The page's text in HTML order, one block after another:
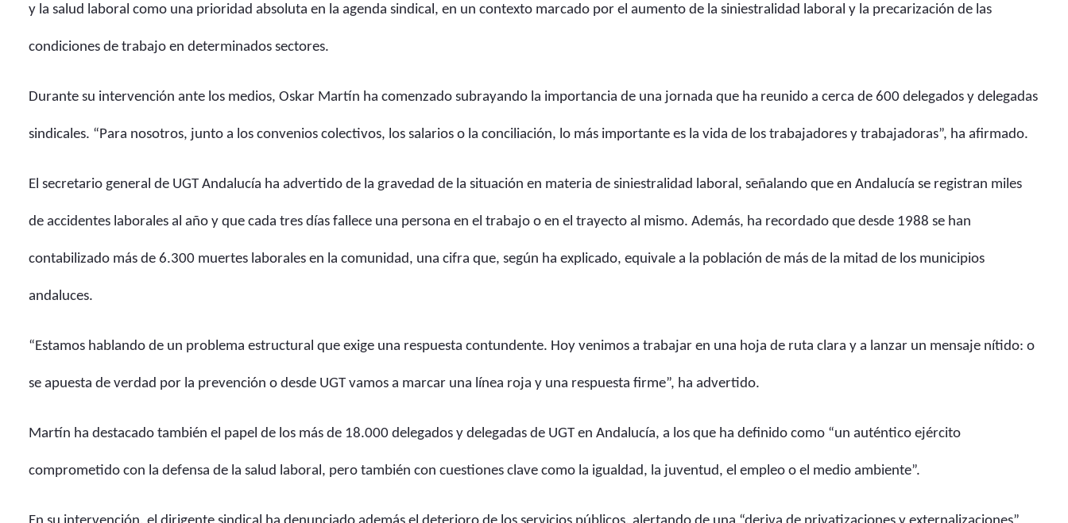
y la salud laboral como una prioridad absoluta en la agenda sindical, en un contexto marcado por el aumento de la siniestralidad laboral y la precarización de las
condiciones de trabajo en determinados sectores.
Durante su intervención ante los medios, Oskar Martín ha comenzado subrayando la importancia de una jornada que ha reunido a cerca de 600 delegados y delegadas
sindicales. “Para nosotros, junto a los convenios colectivos, los salarios o la conciliación, lo más importante es la vida de los trabajadores y trabajadoras”, ha afirmado.
El secretario general de UGT Andalucía ha advertido de la gravedad de la situación en materia de siniestralidad laboral, señalando que en Andalucía se registran miles
de accidentes laborales al año y que cada tres días fallece una persona en el trabajo o en el trayecto al mismo. Además, ha recordado que desde 1988 se han
contabilizado más de 6.300 muertes laborales en la comunidad, una cifra que, según ha explicado, equivale a la población de más de la mitad de los municipios
andaluces.
“Estamos hablando de un problema estructural que exige una respuesta contundente. Hoy venimos a trabajar en una hoja de ruta clara y a lanzar un mensaje nítido: o
se apuesta de verdad por la prevención o desde UGT vamos a marcar una línea roja y una respuesta firme”, ha advertido.
Martín ha destacado también el papel de los más de 18.000 delegados y delegadas de UGT en Andalucía, a los que ha definido como “un auténtico ejército
comprometido con la defensa de la salud laboral, pero también con cuestiones clave como la igualdad, la juventud, el empleo o el medio ambiente”.